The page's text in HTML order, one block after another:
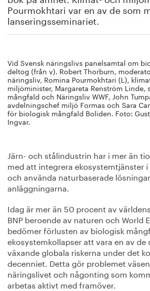
Bildbank
Om oss
Pourmokhtari var en av de som
lanseringsseminariet.
Vid Svensk näringslivs panelsamtal om
deltog (från v). Robert Thorburn,
näringsliv, Romina Pourmokhtari (L),
miljöminister, Margareta Renström Linde,
mångfald och Näringsliv WWF, John
avdelningschef miljö Formas och Sara
för biologisk mångfald Boliden. Foto:
Ingvar.
Järn- och stålindustrin har i mer än
med att integrera ekosystemtjänster
och använda naturbaserade
anläggningarna.
Idag är mer än 50 procent av
BNP beroende av naturen och World
bedömer förlusten av biologisk
ekosystemkollapser att vara en av de
växande globala riskerna under det
decenniet. Detta gör problemet
näringslivet och någonting som
arbetas aktivt med framöver.